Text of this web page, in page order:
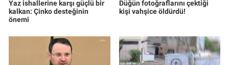
Yaz ishallerine karşı güçlü bir
kalkan: Çinko desteğinin
önemi
Düğün fotoğraflarını çektiği
kişi vahşice öldürdü!